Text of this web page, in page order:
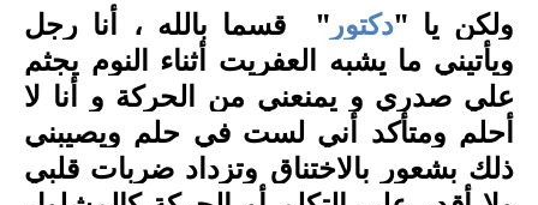
ولكن يا "دكتور "
قسما بالله ، أنا رجل
ويأتيني ما يشبه العفريت أثناء النوم يجثم
علي صدري و يمنعني من الحركة و أنا لا
أحلم ومتأكد أني لست في حلم ويصيبني
ذلك بشعور بالاختناق وتزداد ضربات قلبي